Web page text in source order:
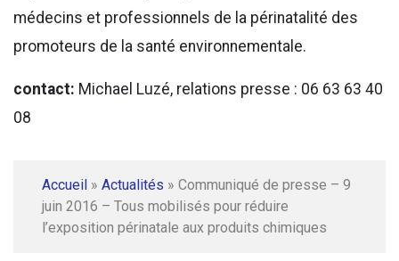
médecins et professionnels de la périnatalité des
promoteurs de la santé environnementale.
contact: Michael Luzé, relations presse : 06 63 63 40
08
Accueil » Actualités » Communiqué de presse – 9
juin 2016 – Tous mobilisés pour réduire
l’exposition périnatale aux produits chimiques